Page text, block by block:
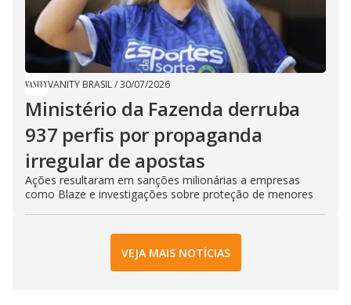
VANITY BRASIL/30/07/2026
Ministério da Fazenda derruba
937 perfis por propaganda
irregular de apostas
Ações resultaram em sanções milionárias a empresas
como Blaze e investigações sobre proteção de menores
VEJA MAIS NOTÍCIAS